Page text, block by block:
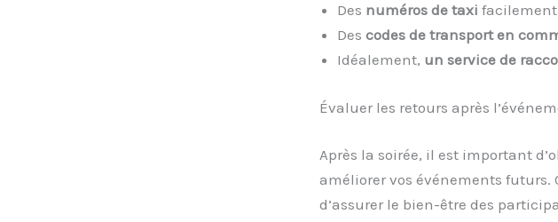
Des numéros de taxi facilement
Des codes de transport en
Idéalement, un service de
Évaluer les retours après
Après la soirée, il est important
améliorer vos événements futurs.
d’assurer le bien-être des